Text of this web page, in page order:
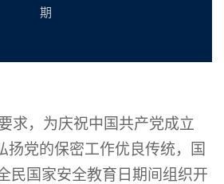
期
，为庆祝中国共产党成立
扬党的保密工作优良传统，国
民国家安全教育日期间组织开